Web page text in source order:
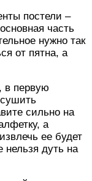
постели –
часть
нужно так
от пятна, а
в первую
сильно на
а
ее будет
дуть на